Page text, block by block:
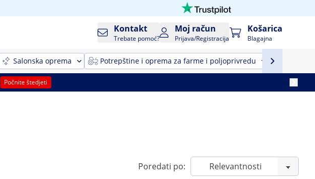
Kontakt
Trebate pomoć?
Moj račun
Prijava/Registracija
Košarica
Blagajna
Salonska oprema Potrepštine i oprema za farme i poljoprivredu
Počnite štedjeti
Poredati po: